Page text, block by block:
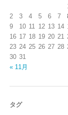
2
3 4 5 6 7
9
10 11 12 13 14
16 17 18 19 20 21
23 24 25 26 27 28
30 31
« 11月
タグ